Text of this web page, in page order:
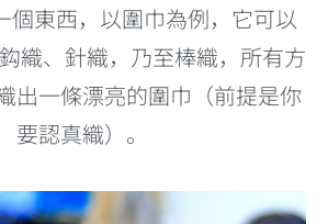
個東西，以圍巾為例，它可以
織、針織，乃至棒織，所有方
出一條漂亮的圍巾（前提是你
要認真織）。